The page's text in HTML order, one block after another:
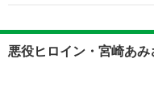
リリース一覧
悪役ヒロイン・宮崎あ